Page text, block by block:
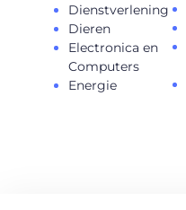
Dienstverlening
Dieren
Electronica en
Computers
Energie